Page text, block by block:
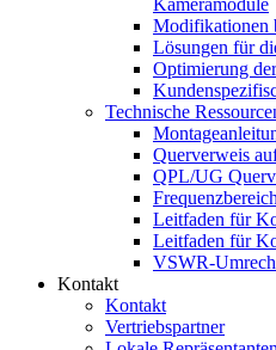
Kameramodule
Modifikationen
Lösungen für
Optimierung
Technische
Querverweis
QPL/UG
Leitfaden für
Leitfaden für
VSWR-
Kontakt
Kontakt
Vertriebspartner